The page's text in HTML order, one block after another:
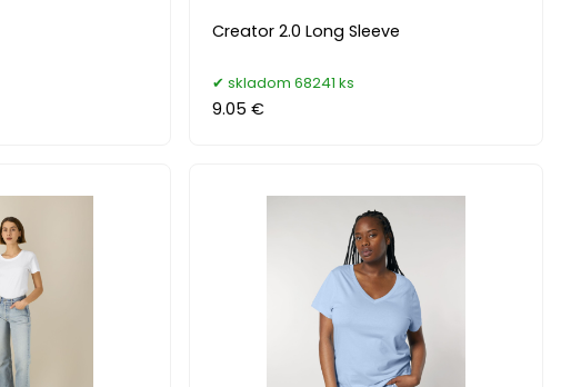
Creator 2.0 Long Sleeve
skladom 68241 ks
9.05 €